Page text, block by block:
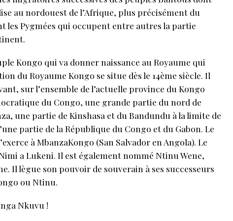
au nordouest de l’Afrique, plus précisément du
les Pygmées qui occupent entre autres la partie
Kongo qui va donner naissance au Royaume qui
du Royaume Kongo se situe dès le 14ème siècle. Il
sur l’ensemble de l’actuelle province du Kongo
du Congo, une grande partie du nord de
une partie de Kinshasa et du Bandundu à la limite de
partie de la République du Congo et du Gabon. Le
à MbanzaKongo (San Salvador en Angola). Le
a Lukeni. Il est également nommé Ntinu Wene,
Il lègue son pouvoir de souverain à ses successeurs
ou Ntinu.
Nkuvu !